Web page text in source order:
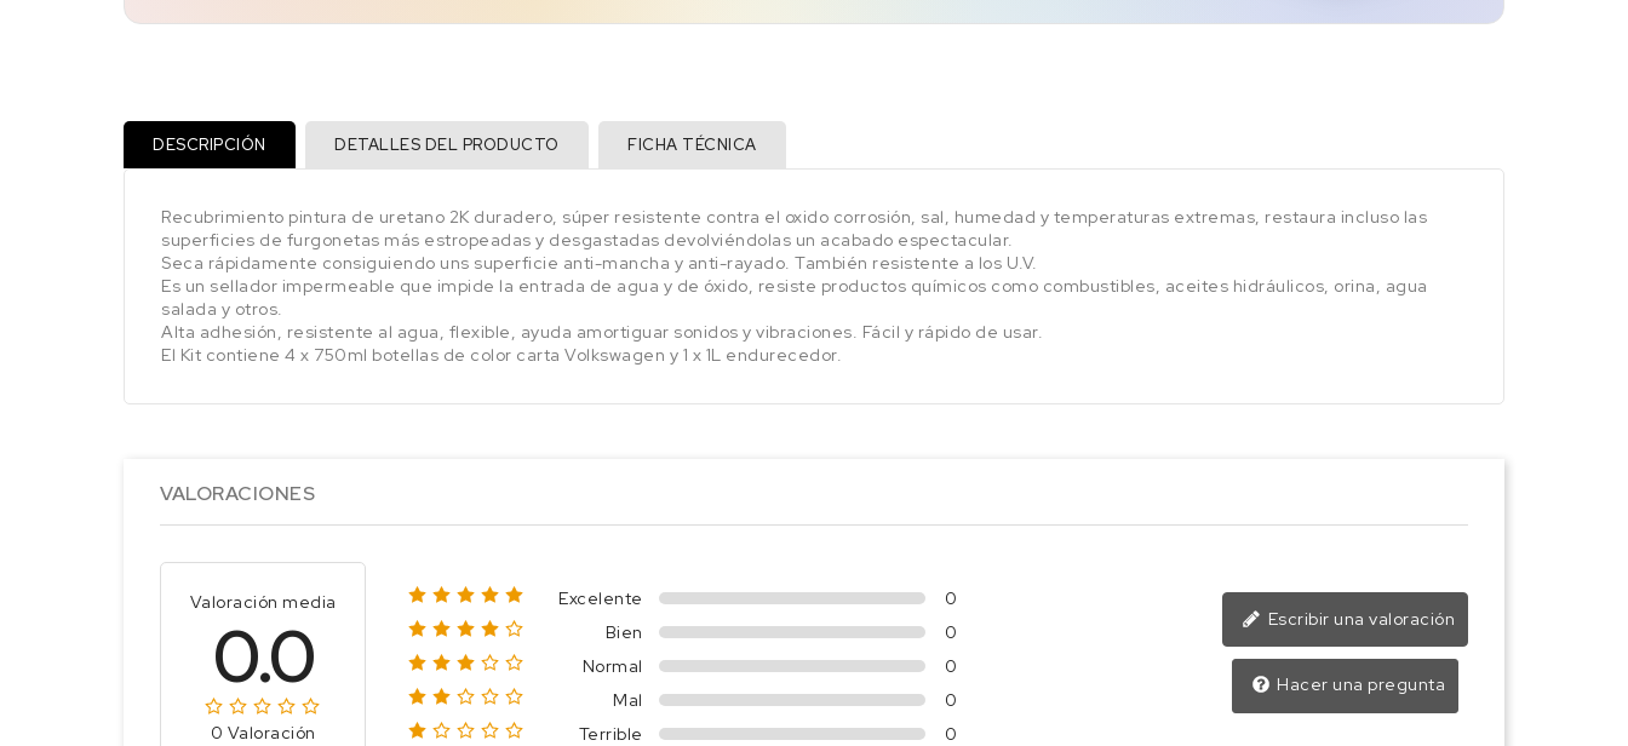
DESCRIPCIÓN DETALLES DEL PRODUCTO FICHA TÉCNICA
Recubrimiento pintura de uretano 2K duradero, súper resistente contra el oxido corrosión, sal, humedad y temperaturas extremas, restaura incluso las
superficies de furgonetas más estropeadas y desgastadas devolviéndolas un acabado espectacular.
Seca rápidamente consiguiendo uns superficie anti-mancha y anti-rayado. También resistente a los U.V.
Es un sellador impermeable que impide la entrada de agua y de óxido, resiste productos químicos como combustibles, aceites hidráulicos, orina, agua
salada y otros.
Alta adhesión, resistente al agua, flexible, ayuda amortiguar sonidos y vibraciones. Fácil y rápido de usar.
El Kit contiene 4 x 750ml botellas de color carta Volkswagen y 1 x 1L endurecedor.
VALORACIONES
Valoración media
0.0
0 Valoración
Excelente
0
Bien
0
Normal
0
Mal
0
Terrible
0
Escribir una valoración
Hacer una pregunta